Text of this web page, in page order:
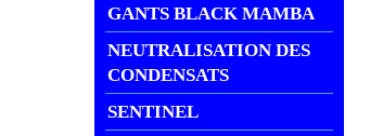
GANTS BLACK MAMBA
NEUTRALISATION DES
CONDENSATS
SENTINEL